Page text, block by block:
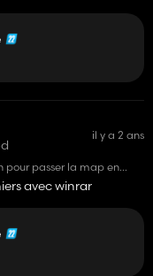
il y a 2 ans
pour passer la map en
avec winrar